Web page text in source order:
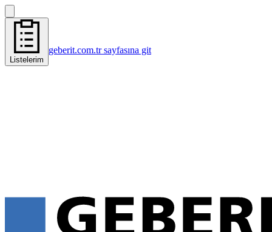
Listelerim
geberit.com.tr sayfasına git